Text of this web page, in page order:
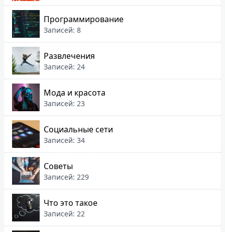
Программирование
Записей: 8
Развлечения
Записей: 24
Мода и красота
Записей: 23
Социальные сети
Записей: 34
Советы
Записей: 229
Что это такое
Записей: 22